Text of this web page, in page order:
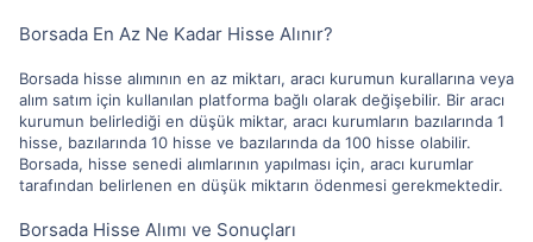
Borsada En Az Ne Kadar Hisse Alınır?
Borsada hisse alımının en az miktarı, aracı kurumun kurallarına veya
alım satım için kullanılan platforma bağlı olarak değişebilir. Bir aracı
kurumun belirlediği en düşük miktar, aracı kurumların bazılarında 1
hisse, bazılarında 10 hisse ve bazılarında da 100 hisse olabilir.
Borsada, hisse senedi alımlarının yapılması için, aracı kurumlar
tarafından belirlenen en düşük miktarın ödenmesi gerekmektedir.
Borsada Hisse Alımı ve Sonuçları